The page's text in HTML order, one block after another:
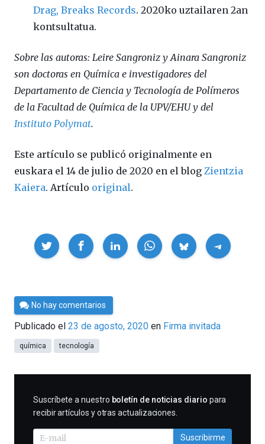
Drag, Breaks Records. 2020ko uztailaren 2an
kontsultatua.
Sobre las autoras: Leire Sangroniz y Ainara Sangroniz
son doctoras en Química e investigadores del
Departamento de Ciencia y Tecnología de Polímeros
de la Facultad de Química de la UPV/EHU y del
Instituto Polymat.
Este artículo se publicó originalmente en
euskara el 14 de julio de 2020 en el blog Zientzia
Kaiera. Artículo original.
Compartir
Por
César
Tomé
No hay comentarios
Publicado el 23 de agosto, 2020 en Firma invitada
química tecnología
SUSCRIBIRME
Suscríbete a nuestro boletín de noticias diario para
recibir artículos y otras actualizaciones.
Suscribirme